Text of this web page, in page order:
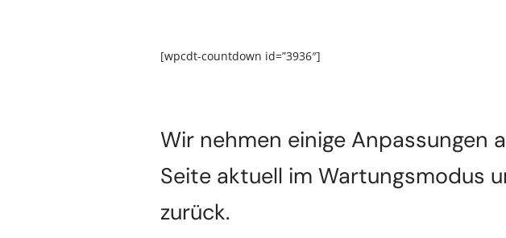
[wpcdt-countdown id=”3936″]
Wir nehmen einige Anpassungen
Seite aktuell im Wartungsmodus
zurück.